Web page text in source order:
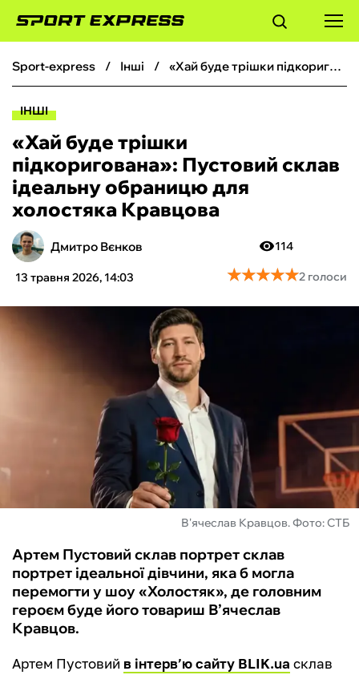
ФУТБОЛ
БОКС
ХОКЕЙ
ТЕНІС
КІБЕРСПОРТ
ЧС-2026
БУКМЕКЕРИ
sport-express інші «Хай буде трішки підкоригована»: Пустовий склав ідеальну обраницю для холостяка Кравцова
ІНШІ
«Хай буде трішки
підкоригована»: Пустовий склав
ідеальну обраницю для
холостяка Кравцова
Дмитро Вєнков
13 травня 2026, 14:03
114
★★★★★
★★★★★2 голоси
В'ячеслав Кравцов. Фото: СТБ
Артем Пустовий склав портрет склав
портрет ідеальної дівчини, яка б могла
перемогти у шоу «Холостяк», де головним
героєм буде його товариш В’ячеслав
Кравцов.
Артем Пустовий в інтерв’ю сайту BLIK.ua склав